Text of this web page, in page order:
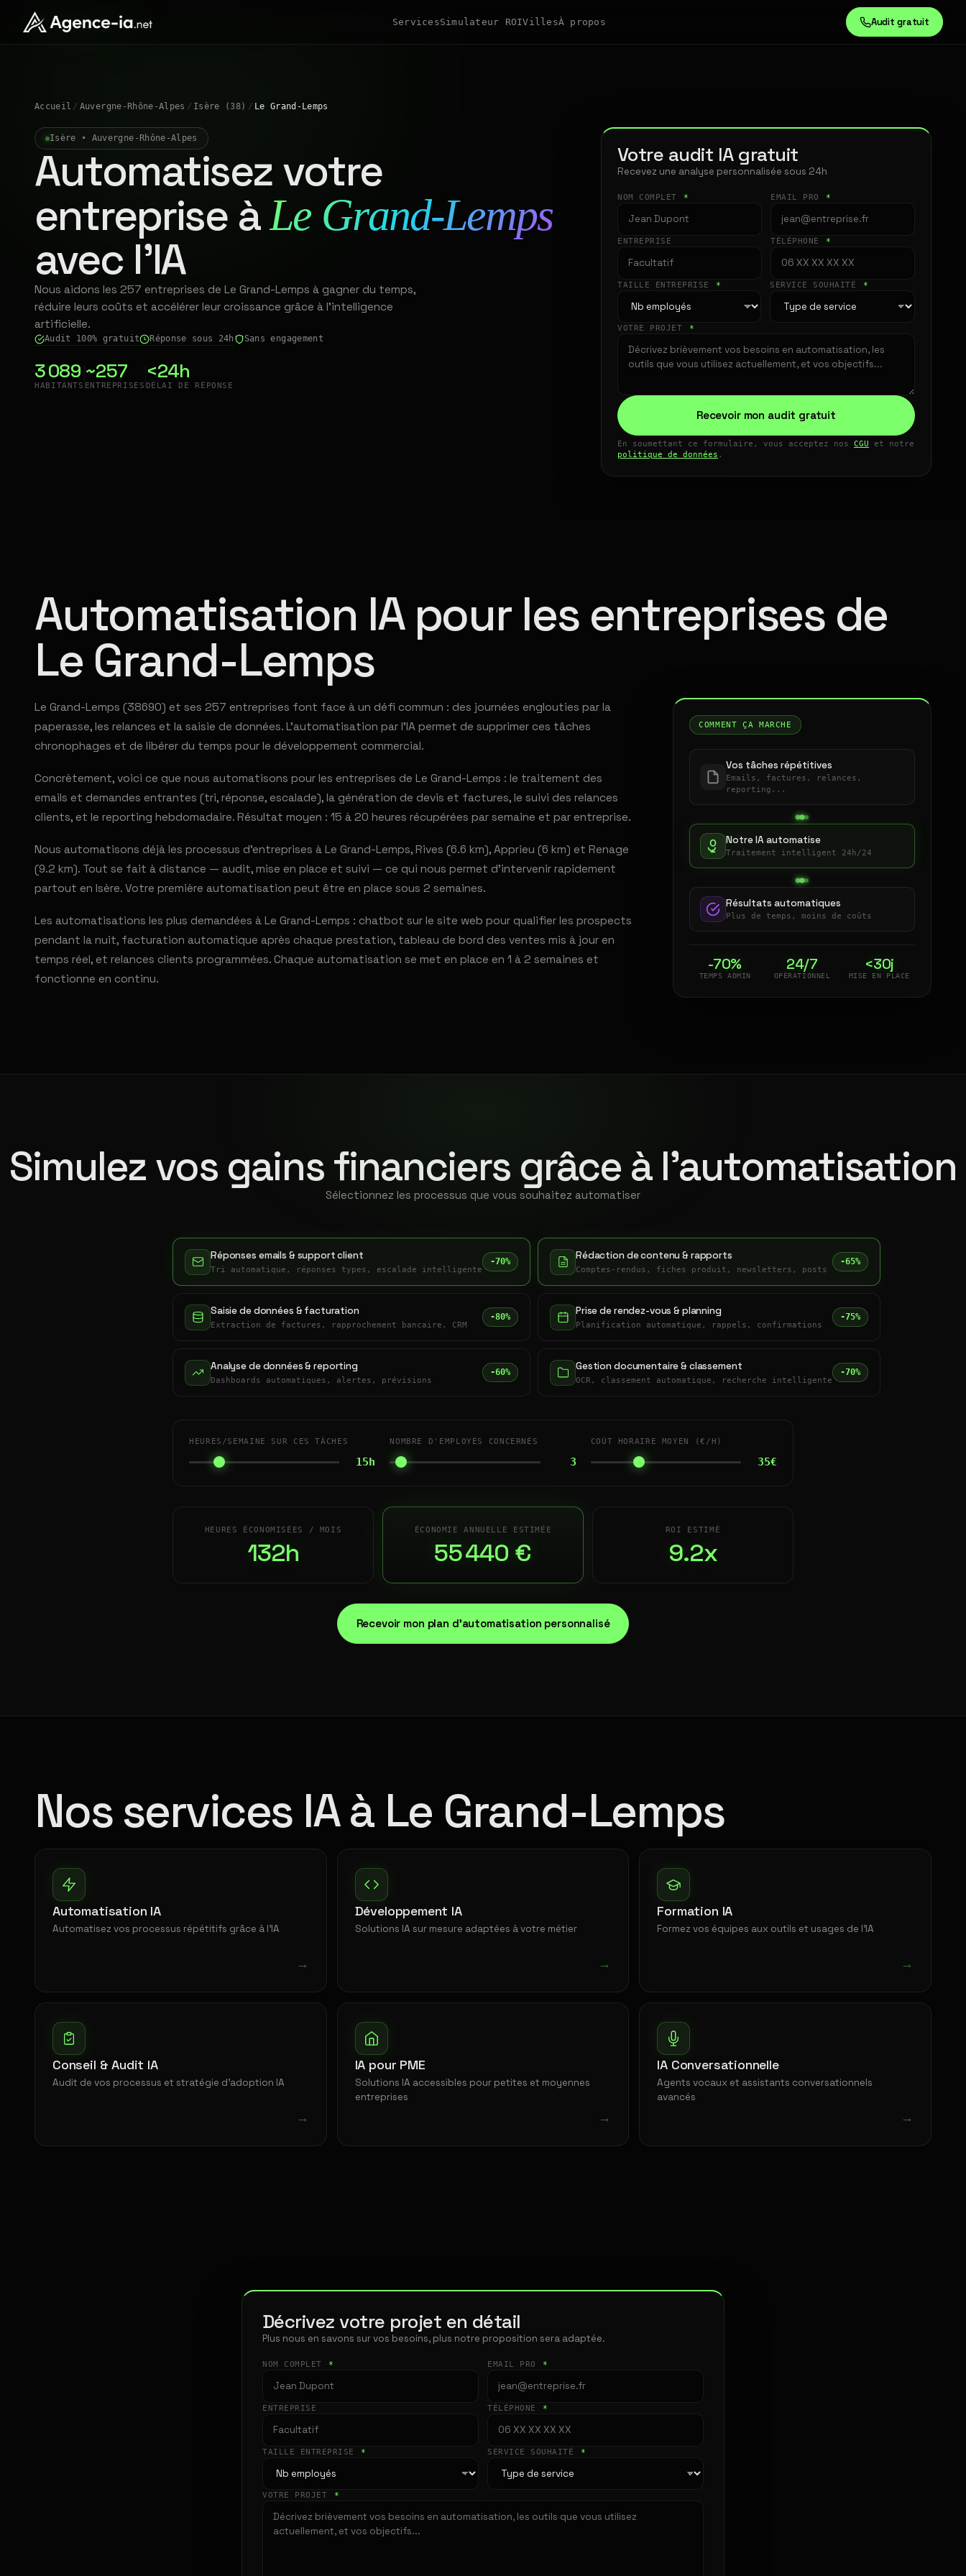
ServicesSimulateur ROIVillesÀ propos Audit gratuit
Accueil / Auvergne-Rhône-Alpes / Isère (38) / Le Grand-Lemps
Isère • Auvergne-Rhône-Alpes
Automatisez votre
entreprise àLe Grand-Lemps
avec l'IA
Nous aidons les 257 entreprises de Le Grand-Lemps à gagner du temps,
réduire leurs coûts et accélérer leur croissance grâce à l'intelligence
artificielle.
Audit 100% gratuit Réponse sous 24h Sans engagement
3 089
HABITANTS
~257
ENTREPRISES
<24h
DÉLAI DE RÉPONSE
Votre audit IA gratuit
Recevez une analyse personnalisée sous 24h
NOM COMPLET * EMAIL PRO *
ENTREPRISE TÉLÉPHONE *
TAILLE ENTREPRISE * SERVICE SOUHAITÉ *
VOTRE PROJET *
Recevoir mon audit gratuit
En soumettant ce formulaire, vous acceptez nos CGU et notre
politique de données .
Automatisation IA pour les entreprises de
Le Grand-Lemps
Le Grand-Lemps (38690) et ses 257 entreprises font face à un défi commun : des journées englouties par la
paperasse, les relances et la saisie de données. L'automatisation par l'IA permet de supprimer ces tâches
chronophages et de libérer du temps pour le développement commercial.
Concrètement, voici ce que nous automatisons pour les entreprises de Le Grand-Lemps : le traitement des
emails et demandes entrantes (tri, réponse, escalade), la génération de devis et factures, le suivi des relances
clients, et le reporting hebdomadaire. Résultat moyen : 15 à 20 heures récupérées par semaine et par entreprise.
Nous automatisons déjà les processus d'entreprises à Le Grand-Lemps, Rives (6.6 km), Apprieu (6 km) et Renage
(9.2 km). Tout se fait à distance — audit, mise en place et suivi — ce qui nous permet d'intervenir rapidement
partout en Isère. Votre première automatisation peut être en place sous 2 semaines.
Les automatisations les plus demandées à Le Grand-Lemps : chatbot sur le site web pour qualifier les prospects
pendant la nuit, facturation automatique après chaque prestation, tableau de bord des ventes mis à jour en
temps réel, et relances clients programmées. Chaque automatisation se met en place en 1 à 2 semaines et
fonctionne en continu.
COMMENT ÇA MARCHE
Vos tâches répétitives
Emails, factures, relances,
reporting...
Notre IA automatise
Traitement intelligent 24h/24
Résultats automatiques
Plus de temps, moins de coûts
-70%
TEMPS ADMIN
24/7
OPÉRATIONNEL
<30j
MISE EN PLACE
Simulez vos gains financiers grâce à l'automatisation
Sélectionnez les processus que vous souhaitez automatiser
Réponses emails & support client
Tri automatique, réponses types, escalade intelligente
-70% Rédaction de contenu & rapports
Comptes-rendus, fiches produit, newsletters, posts
-65%
Saisie de données & facturation
Extraction de factures, rapprochement bancaire, CRM
-80% Prise de rendez-vous & planning
Planification automatique, rappels, confirmations
-75%
Analyse de données & reporting
Dashboards automatiques, alertes, prévisions
-60% Gestion documentaire & classement
OCR, classement automatique, recherche intelligente
-70%
HEURES/SEMAINE SUR CES TÂCHES
15h
NOMBRE D'EMPLOYÉS CONCERNÉS
3
COÛT HORAIRE MOYEN (€/H)
35€
HEURES ÉCONOMISÉES / MOIS
132h
ÉCONOMIE ANNUELLE ESTIMÉE
55 440 €
ROI ESTIMÉ
9.2x
Recevoir mon plan d'automatisation personnalisé
Nos services IA à Le Grand-Lemps
Automatisation IA
Automatisez vos processus répétitifs grâce à l'IA
→
Développement IA
Solutions IA sur mesure adaptées à votre métier
→
Formation IA
Formez vos équipes aux outils et usages de l'IA
→
Conseil & Audit IA
Audit de vos processus et stratégie d'adoption IA
→
IA pour PME
Solutions IA accessibles pour petites et moyennes
entreprises
→
IA Conversationnelle
Agents vocaux et assistants conversationnels
avancés
→
Décrivez votre projet en détail
Plus nous en savons sur vos besoins, plus notre proposition sera adaptée.
NOM COMPLET * EMAIL PRO *
ENTREPRISE TÉLÉPHONE *
TAILLE ENTREPRISE * SERVICE SOUHAITÉ *
VOTRE PROJET *